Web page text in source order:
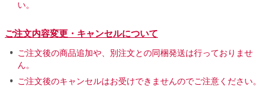
い。
ご注文内容変更・キャンセルについて
ご注文後の商品追加や、別注文との同梱発送は行っておりませ
ん。
ご注文後のキャンセルはお受けできませんのでご注意ください。